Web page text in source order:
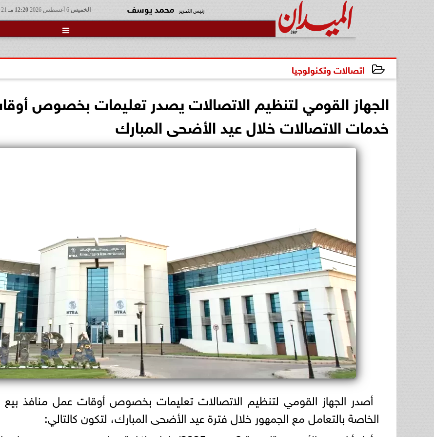
الخميس 12:20 مـ رئيس التحرير محمد يوسف

اتصالات وتكنولوجيا
الجهاز القومي لتنظيم الاتصالات يصدر تعليمات بخصوص
خدمات الاتصالات خلال عيد الأضحى المبارك
أصدر الجهاز القومي لتنظيم الاتصالات تعليمات بخصوص أوقات عمل منافذ
الخاصة بالتعامل مع الجمهور خلال فترة عيد الأضحى المبارك، لتكون كالتالي: